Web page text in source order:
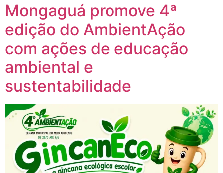
Mongaguá promove 4ª
edição do AmbientAção
com ações de educação
ambiental e
sustentabilidade